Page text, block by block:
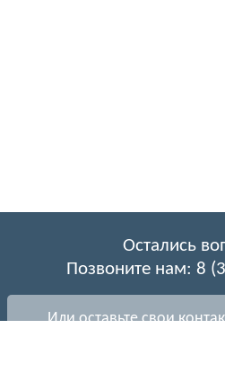
Остались
Позвоните нам: 8
Или оставьте свои